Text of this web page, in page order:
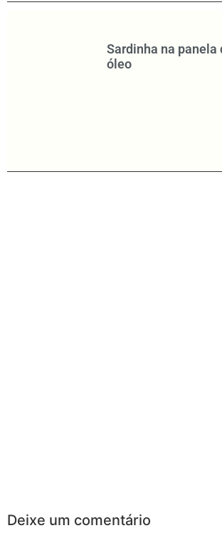
Sardinha na panela
óleo
Deixe um comentário